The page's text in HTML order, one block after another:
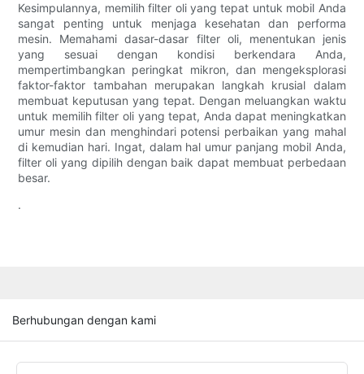
Kesimpulannya, memilih filter oli yang tepat untuk mobil Anda
sangat penting untuk menjaga kesehatan dan performa
mesin. Memahami dasar-dasar filter oli, menentukan jenis
yang sesuai dengan kondisi berkendara Anda,
mempertimbangkan peringkat mikron, dan mengeksplorasi
faktor-faktor tambahan merupakan langkah krusial dalam
membuat keputusan yang tepat. Dengan meluangkan waktu
untuk memilih filter oli yang tepat, Anda dapat meningkatkan
umur mesin dan menghindari potensi perbaikan yang mahal
di kemudian hari. Ingat, dalam hal umur panjang mobil Anda,
filter oli yang dipilih dengan baik dapat membuat perbedaan
besar.
.
Berhubungan dengan kami